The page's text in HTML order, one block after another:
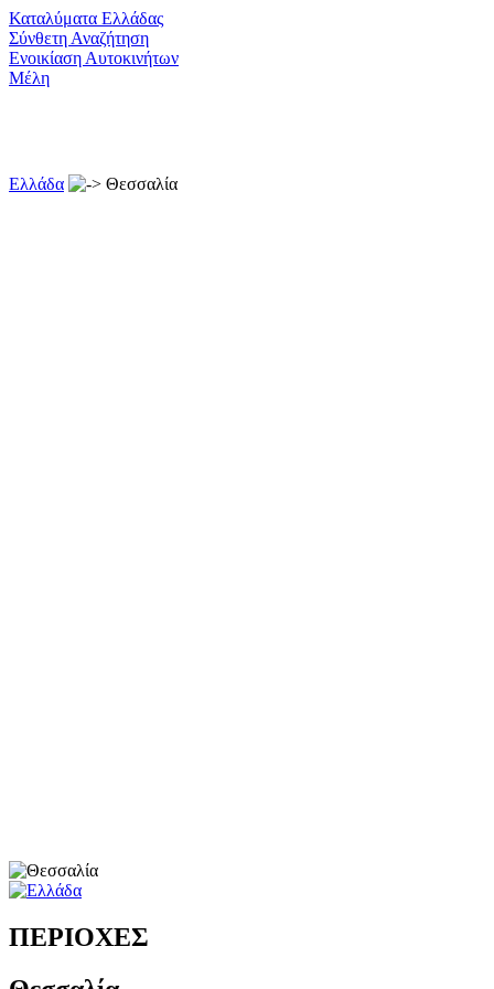
Καταλύματα Ελλάδας
Σύνθετη Αναζήτηση
Ενοικίαση Αυτοκινήτων
Μέλη
Ελλάδα Θεσσαλία
ΠΕΡΙΟΧΕΣ